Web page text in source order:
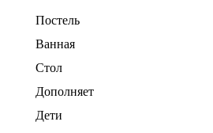
Постель
Ванная
Стол
Дополняет
Дети